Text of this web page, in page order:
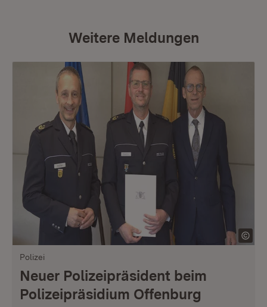
Weitere Meldungen
Polizei
Neuer Polizeipräsident beim
Polizeipräsidium Offenburg